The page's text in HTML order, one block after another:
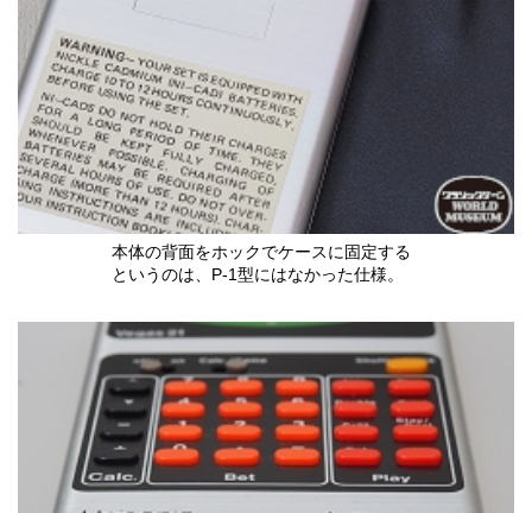
本体の背面をホックでケースに固定する
というのは、P-1型にはなかった仕様。